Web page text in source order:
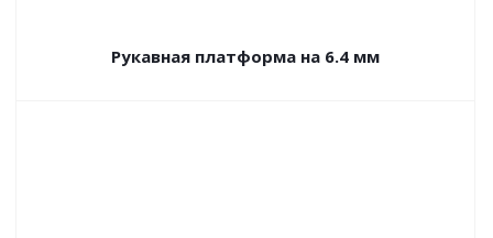
Рукавная платформа на 6.4 мм